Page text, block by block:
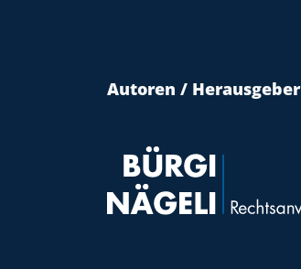
Autoren / Herausgeber